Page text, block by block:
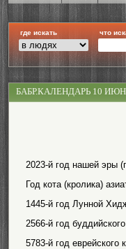
где искать что
БАБР.КАЛЕНДАРЬ 10
2023-й год нашей эры
Год кота (кролика)
1445-й год Лунной
2566-й год
5783-й год еврейского